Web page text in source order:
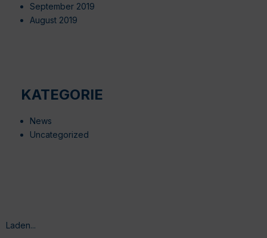
September 2019
August 2019
KATEGORIE
News
Uncategorized
Laden...